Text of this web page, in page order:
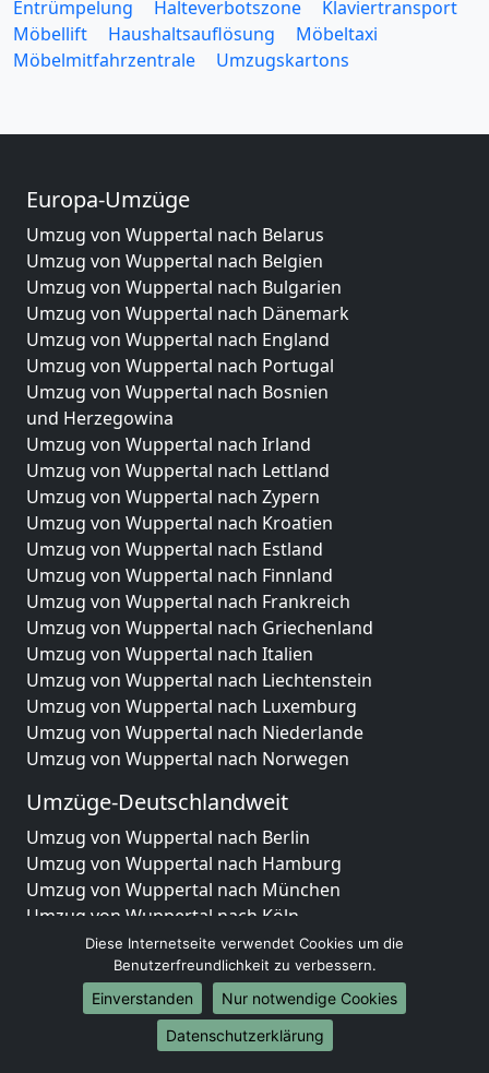
Entrümpelung
Halteverbotszone
Klaviertransport
Möbellift
Haushaltsauflösung
Möbeltaxi
Möbelmitfahrzentrale
Umzugskartons
Europa-Umzüge
Umzug von Wuppertal nach Belarus
Umzug von Wuppertal nach Belgien
Umzug von Wuppertal nach Bulgarien
Umzug von Wuppertal nach Dänemark
Umzug von Wuppertal nach England
Umzug von Wuppertal nach Portugal
Umzug von Wuppertal nach Bosnien
und Herzegowina
Umzug von Wuppertal nach Irland
Umzug von Wuppertal nach Lettland
Umzug von Wuppertal nach Zypern
Umzug von Wuppertal nach Kroatien
Umzug von Wuppertal nach Estland
Umzug von Wuppertal nach Finnland
Umzug von Wuppertal nach Frankreich
Umzug von Wuppertal nach Griechenland
Umzug von Wuppertal nach Italien
Umzug von Wuppertal nach Liechtenstein
Umzug von Wuppertal nach Luxemburg
Umzug von Wuppertal nach Niederlande
Umzug von Wuppertal nach Norwegen
Umzüge-Deutschlandweit
Umzug von Wuppertal nach Berlin
Umzug von Wuppertal nach Hamburg
Umzug von Wuppertal nach München
Umzug von Wuppertal nach Köln
Umzug von Wuppertal nach Frankfurt am Main
Umzug von Wuppertal nach Stuttgart
Umzug von Wuppertal nach Düsseldorf
Umzug von Wuppertal nach Leipzig
Umzug von Wuppertal nach Dortmund
Diese Internetseite verwendet Cookies um die
Benutzerfreundlichkeit zu verbessern.
Einverstanden
Nur notwendige Cookies
Datenschutzerklärung